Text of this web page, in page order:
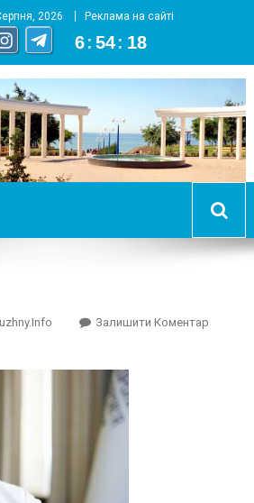
2026 Реклама на сайті
6 : 54 : 19
города Южный
Залишити КоментарOn